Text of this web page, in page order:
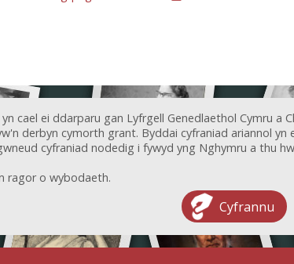
cael ei ddarparu gan Lyfrgell Genedlaethol Cymru a
derbyn cymorth grant. Byddai cyfraniad ariannol
cyfraniad nodedig i fywyd yng Nghymru a thu
ragor o wybodaeth.
Cyfrannu